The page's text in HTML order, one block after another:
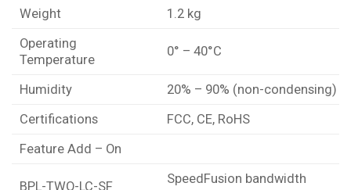
Weight
1.2 kg
Operating
Temperature
0° – 40°C
Humidity
20% – 90% (non-condensing)
Certifications
FCC, CE, RoHS
Feature Add – On
BPL-TWO-LC-SF
SpeedFusion bandwidth